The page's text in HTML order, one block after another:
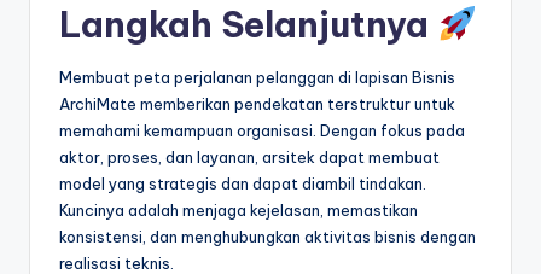
Langkah Selanjutnya
Membuat peta perjalanan pelanggan di lapisan Bisnis
ArchiMate memberikan pendekatan terstruktur untuk
memahami kemampuan organisasi. Dengan fokus pada
aktor, proses, dan layanan, arsitek dapat membuat
model yang strategis dan dapat diambil tindakan.
Kuncinya adalah menjaga kejelasan, memastikan
konsistensi, dan menghubungkan aktivitas bisnis dengan
realisasi teknis.